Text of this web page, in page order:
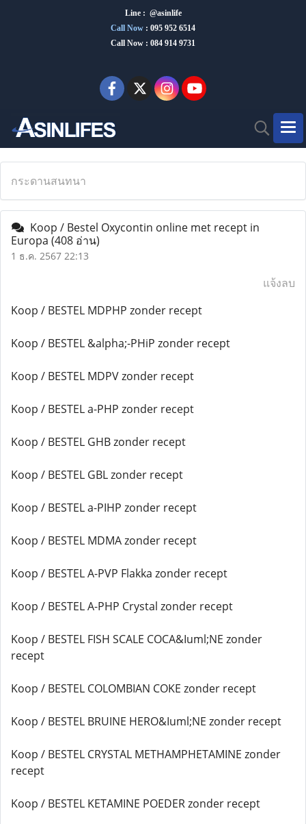
Line : @asinlife
Call Now : 095 952 6514
Call Now : 084 914 9731
กระดานสนทนา
Koop / Bestel Oxycontin online met recept in
Europa (408 อ่าน)
1 ธ.ค. 2567 22:13
แจ้งลบ
Koop / BESTEL MDPHP zonder recept
Koop / BESTEL &alpha;-PHiP zonder recept
Koop / BESTEL MDPV zonder recept
Koop / BESTEL a-PHP zonder recept
Koop / BESTEL GHB zonder recept
Koop / BESTEL GBL zonder recept
Koop / BESTEL a-PIHP zonder recept
Koop / BESTEL MDMA zonder recept
Koop / BESTEL A-PVP Flakka zonder recept
Koop / BESTEL A-PHP Crystal zonder recept
Koop / BESTEL FISH SCALE COCA&Iuml;NE zonder
recept
Koop / BESTEL COLOMBIAN COKE zonder recept
Koop / BESTEL BRUINE HERO&Iuml;NE zonder recept
Koop / BESTEL CRYSTAL METHAMPHETAMINE zonder
recept
Koop / BESTEL KETAMINE POEDER zonder recept